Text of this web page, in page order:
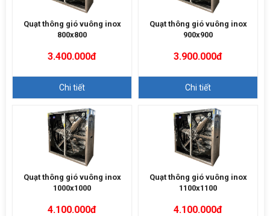
Quạt thông gió vuông inox
800x800
3.400.000đ
Chi tiết
Quạt thông gió vuông inox
900x900
3.900.000đ
Chi tiết
Quạt thông gió vuông inox
1000x1000
4.100.000đ
Quạt thông gió vuông inox
1100x1100
4.100.000đ